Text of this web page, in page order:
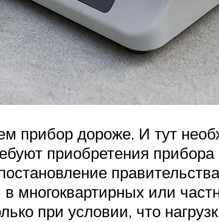
прибор дороже. И тут
приобретения
многоквартирных или
при условии, что